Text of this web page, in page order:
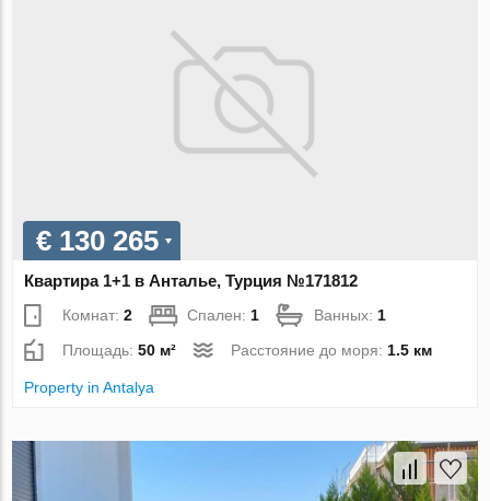
€ 130 265
Квартира 1+1 в Анталье, Турция №171812
Комнат:2 Спален: 1 Ванных: 1
Площадь:50 м² Расстояние до моря: 1.5 км
Property in Antalya